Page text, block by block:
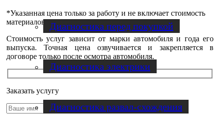
Диагностика перед покупкой
Диагностика электрики
Диагностика развал-схождения
*Указанная цена только за работу и не включает стоимость
материалов.
Стоимость услуг зависит от марки автомобиля и года его
выпуска. Точная цена озвучивается и закрепляется в
договоре только после осмотра автомобиля.
Заказать услугу